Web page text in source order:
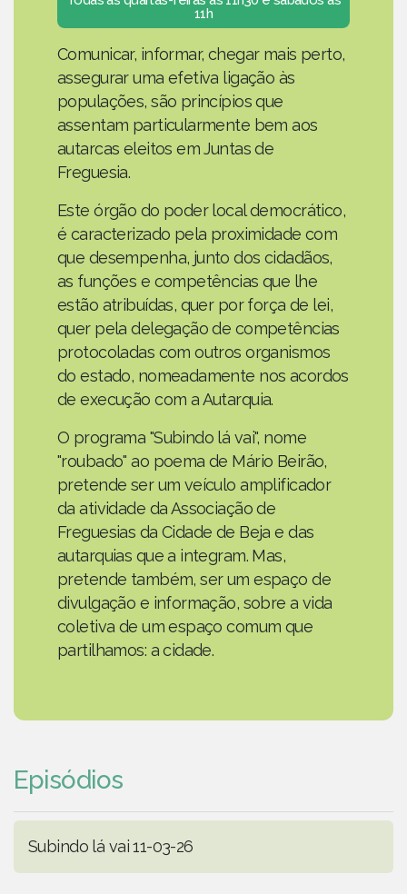
11h
Comunicar, informar, chegar mais perto,
assegurar uma efetiva ligação às
populações, são princípios que
assentam particularmente bem aos
autarcas eleitos em Juntas de
Freguesia.
Este órgão do poder local democrático,
é caracterizado pela proximidade com
que desempenha, junto dos cidadãos,
as funções e competências que lhe
estão atribuídas, quer por força de lei,
quer pela delegação de competências
protocoladas com outros organismos
do estado, nomeadamente nos acordos
de execução com a Autarquia.
O programa "Subindo lá vai", nome
"roubado" ao poema de Mário Beirão,
pretende ser um veículo amplificador
da atividade da Associação de
Freguesias da Cidade de Beja e das
autarquias que a integram. Mas,
pretende também, ser um espaço de
divulgação e informação, sobre a vida
coletiva de um espaço comum que
partilhamos: a cidade.
Episódios
Subindo lá vai 11-03-26